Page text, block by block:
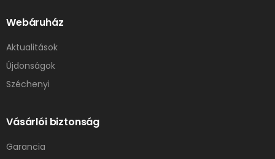
Webáruház
Aktualitások
Újdonságok
Széchenyi
Vásárlói biztonság
Garancia